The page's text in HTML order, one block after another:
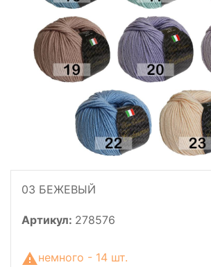
03 БЕЖЕВЫЙ
Артикул: 278576
немного - 14 шт.